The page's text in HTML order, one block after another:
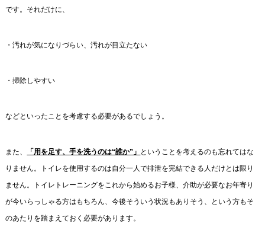
です。それだけに、
・汚れが気になりづらい、汚れが目立たない
・掃除しやすい
などといったことを考慮する必要があるでしょう。
また、 「用を足す、手を洗うのは“誰か”」 ということを考えるのも忘れてはな
りません。トイレを使用するのは自分一人で排泄を完結できる人だけとは限り
ません。トイレトレーニングをこれから始めるお子様、介助が必要なお年寄り
が今いらっしゃる方はもちろん、今後そういう状況もありそう、という方もそ
のあたりを踏まえておく必要があります。